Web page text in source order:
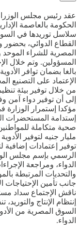
عقد رئيس مجلس
الحكومة بالعاصمة
سلاسل توريدها في
القطاع الدوائي، بحضور
المصرية للشراء الموحد
المسؤولين. وتم خلال
بالغا بضمان توافر
الإعتماد على التصنيع
من خلال توفير بيئة
إلى أن توفير دواء آمن
مؤكدا إستمرار
إستدامة المستحضرات
مليار جنيه لتوفير
توفير إعتمادات إضافية
الرسمي بإسم مجلس
الدواء، ومراجعة
والتحديات المرتبطة
جانب تأمين الإحتياجات
ناقش الإجتماع سداد
إنتظام الإنتاج
السوق المصرية من
الدواء.